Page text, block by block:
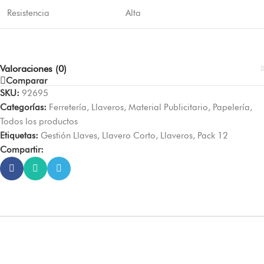
Resistencia Alta
Valoraciones (0)
Comparar
SKU: 92695
Categorías: Ferretería, Llaveros, Material Publicitario, Papelería,
Todos los productos
Etiquetas: Gestión Llaves, Llavero Corto, Llaveros, Pack 12
Compartir: